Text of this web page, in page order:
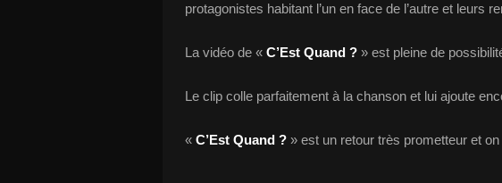
protagonistes habitant l’un en face de l’autre et leurs
La vidéo de « C’Est Quand ? » est pleine de
Le clip colle parfaitement à la chanson et lui ajoute
« C’Est Quand ? » est un retour très prometteur et